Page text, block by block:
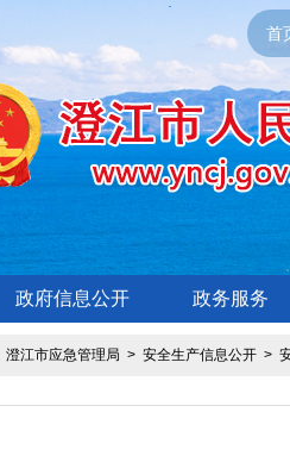
首
政府信息公开 政务服务
澄江市应急管理局 > 安全生产信息公开>